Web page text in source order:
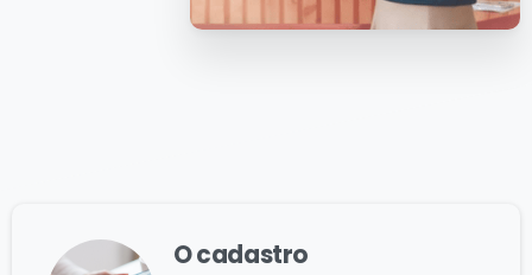
O cadastro